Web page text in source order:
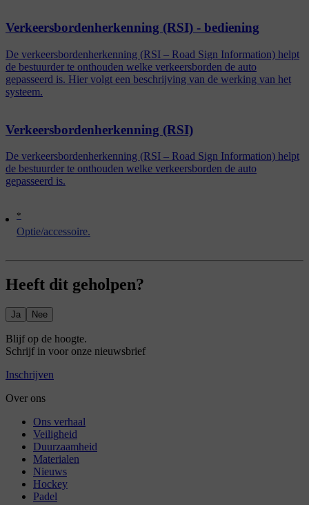
*
Optie/accessoire.
Verkeersbordenherkenning (RSI) - bediening
De verkeersbordenherkenning (RSI – Road Sign Information) helpt
de bestuurder te onthouden welke verkeersborden de auto
gepasseerd is. Hier volgt een beschrijving van de werking van het
systeem.
Verkeersbordenherkenning (RSI)
De verkeersbordenherkenning (RSI – Road Sign Information) helpt
de bestuurder te onthouden welke verkeersborden de auto
gepasseerd is.
Heeft dit geholpen?
Ja Nee